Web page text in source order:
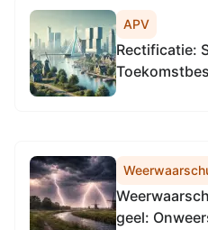
APV
Rectificatie:
geel: